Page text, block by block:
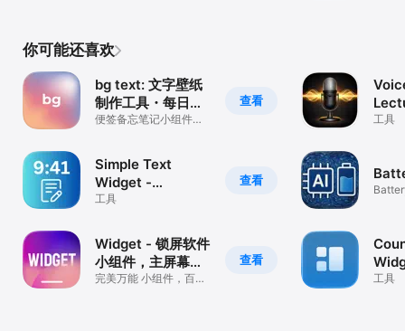
你可能还喜欢
查看
bg text: 文字壁纸
制作工具・每日励
志语录编辑和提醒
便签备忘笔记小组件・
查看
Simple Text
Widget -
Reminder
工具
查看
Widget - 锁屏软件
小组件，主屏幕，
个性化手机桌面
完美万能 小组件，百变
工具
工具